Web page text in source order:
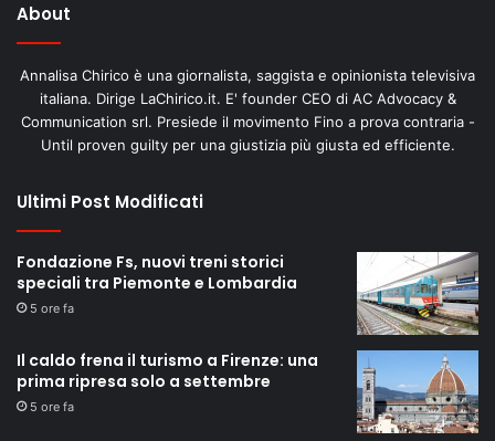
About
Annalisa Chirico è una giornalista, saggista e opinionista televisiva
italiana. Dirige LaChirico.it. E' founder CEO di AC Advocacy &
Communication srl. Presiede il movimento Fino a prova contraria -
Until proven guilty per una giustizia più giusta ed efficiente.
Ultimi Post Modificati
Fondazione Fs, nuovi treni storici
speciali tra Piemonte e Lombardia
5 ore fa
Il caldo frena il turismo a Firenze: una
prima ripresa solo a settembre
5 ore fa